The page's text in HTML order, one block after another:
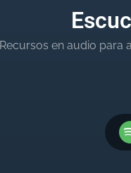
Recursos en audio para